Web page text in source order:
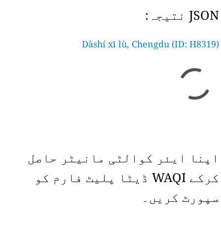
JSON نتیجہ:
Dàshí xī lù, Chengdu (ID: H8319)
اپنا ایئر کوالٹی مانیٹر حاصل
کرکے WAQI ڈیٹا پلیٹ فارم کو
سپورٹ کریں۔